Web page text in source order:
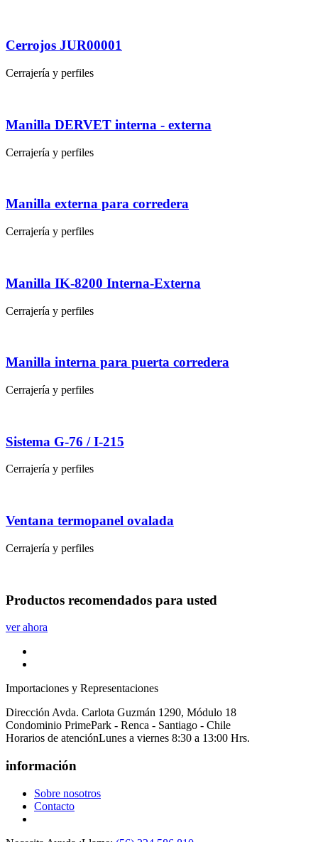
Cerrojos JUR00001
Cerrajería y perfiles
Manilla DERVET interna - externa
Cerrajería y perfiles
Manilla externa para corredera
Cerrajería y perfiles
Manilla IK-8200 Interna-Externa
Cerrajería y perfiles
Manilla interna para puerta corredera
Cerrajería y perfiles
Sistema G-76 / I-215
Cerrajería y perfiles
Ventana termopanel ovalada
Cerrajería y perfiles
Productos recomendados para usted
ver ahora
Importaciones y Representaciones
Dirección Avda. Carlota Guzmán 1290, Módulo 18
Condominio PrimePark - Renca - Santiago - Chile
Horarios de atenciónLunes a viernes 8:30 a 13:00 Hrs.
información
Sobre nosotros
Contacto